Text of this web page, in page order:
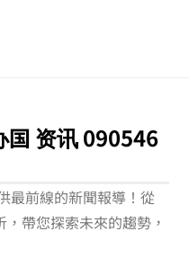
国 资讯 090546
最前線的新聞報導！從
帶您探索未來的趨勢，